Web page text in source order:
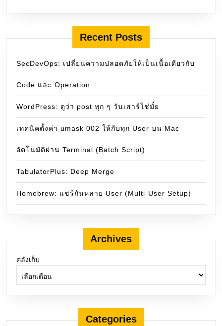
Recent Posts
SecDevOps: เปลี่ยนความปลอดภัยให้เป็นเนื้อเดียวกับ
Code และ Operation
WordPress: ดูว่า post ทุก ๆ วันเสาร์ใช่มั๋ย
เทคนิคตั้งค่า umask 002 ให้กับทุก User บน Mac
อัตโนมัติผ่าน Terminal (Batch Script)
TabulatorPlus: Deep Merge
Homebrew: แชร์กันหลาย User (Multi-User Setup)
Archives
คลังเก็บ
Categories